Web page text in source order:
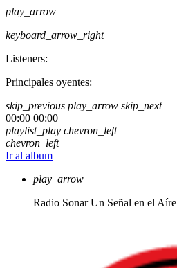
play_arrow
keyboard_arrow_right
Listeners:
Principales oyentes:
skip_previous play_arrow skip_next
00:00 00:00
playlist_play chevron_left
chevron_left
Ir al album
play_arrow
Radio Sonar Un Señal en el Aíre